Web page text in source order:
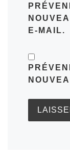
E-MAIL.